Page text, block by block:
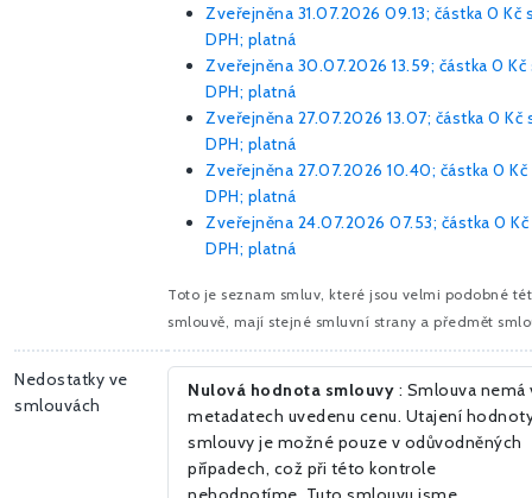
Zveřejněna 31.07.2026 09.13; částka 0 Kč
DPH; platná
Zveřejněna 30.07.2026 13.59; částka 0 Kč
DPH; platná
Zveřejněna 27.07.2026 13.07; částka 0 Kč
DPH; platná
Zveřejněna 27.07.2026 10.40; částka 0 Kč
DPH; platná
Zveřejněna 24.07.2026 07.53; částka 0 Kč
DPH; platná
Toto je seznam smluv, které jsou velmi podobné
smlouvě, mají stejné smluvní strany a předmět
Nedostatky ve
smlouvách
Nulová hodnota smlouvy : Smlouva nemá
metadatech uvedenu cenu. Utajení
smlouvy je možné pouze v odůvodněných
případech, což při této kontrole